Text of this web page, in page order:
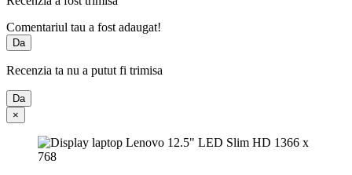
Comentariul tau a fost adaugat!
Da
Recenzia ta nu a putut fi trimisa
Da
×